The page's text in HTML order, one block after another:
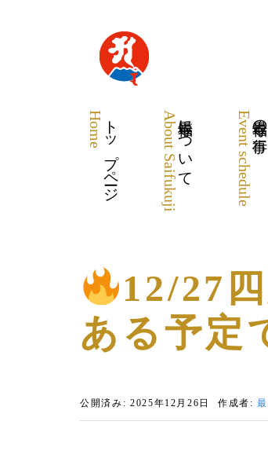
トップページ
Home 最福寺について
About Saifukuji 最福寺の行事
Event schedule
12/27
ある予定
公開済み: 2025年12月26日 作成者: